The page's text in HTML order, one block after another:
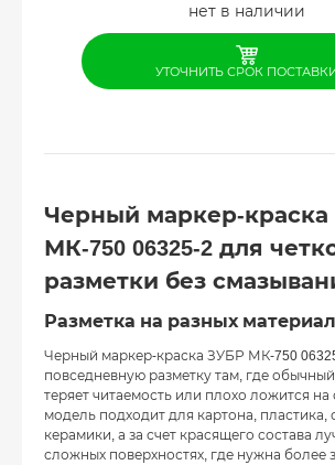
нет в наличии
УТОЧНИТЬ СРОК ПОСТАВКИ
Черный маркер-краска
МК-750 06325-2 для
разметки без
Разметка на разных
Черный маркер-краска ЗУБР МК-750
повседневную разметку там, где
теряет читаемость или плохо ложится на
модель подходит для картона, пластика,
керамики, а за счет красящего состава
сложных поверхностях, где нужна более